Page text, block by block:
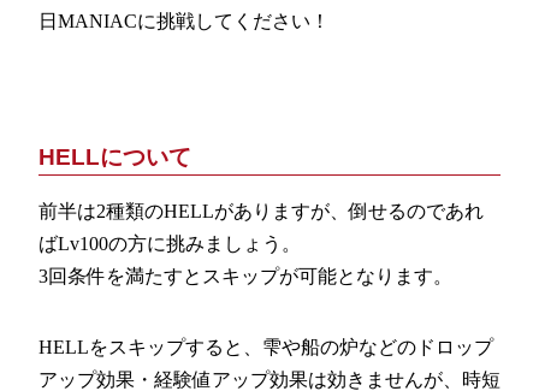
日MANIACに挑戦してください！
HELLについて
前半は2種類のHELLがありますが、倒せるのであれ
ばLv100の方に挑みましょう。
3回条件を満たすとスキップが可能となります。
HELLをスキップすると、雫や船の炉などのドロップ
アップ効果・経験値アップ効果は効きませんが、時短